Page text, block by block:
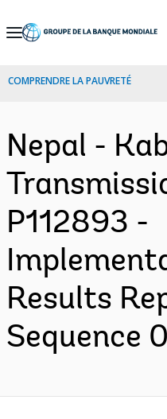
Skip
Navigation
COMPRENDRE LA PAUVRETÉ
Nepal -
P112893 -
Results
Sequence